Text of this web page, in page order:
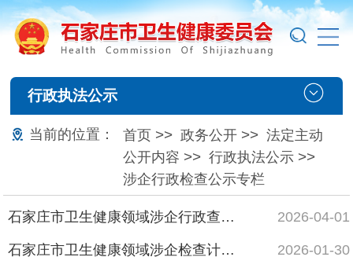
行政执法公示
当前的位置： 首页>> 政务公开>> 法定主动
公开内容 >> 行政执法公示>>
涉企行政检查公示专栏
石家庄市卫生健康领域涉企行政查封扣押事项清单（2026年版） 2026-04-01
石家庄市卫生健康领域涉企检查计划（2026版） 2026-01-30